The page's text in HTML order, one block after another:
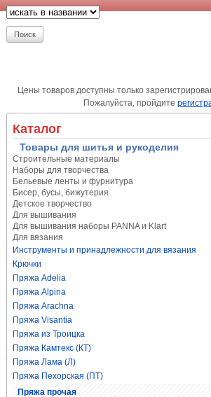
Цены товаров доступны только
Пожалуйста, пройдите
Каталог
Товары для шитья и рукоделия
Строительные материалы
Наборы для творчества
Бельевые ленты и фурнитура
Бисер, бусы, бижутерия
Детское творчество
Для вышивания
Для вышивания наборы PANNA и Klart
Для вязания
Инструменты и принадлежности для вязания
Крючки
Пряжа Adelia
Пряжа Alpina
Пряжа Arachna
Пряжа Visantia
Пряжа из Троицка
Пряжа Камтекс (КТ)
Пряжа Лама (Л)
Пряжа Пехорская (ПТ)
Пряжа прочая